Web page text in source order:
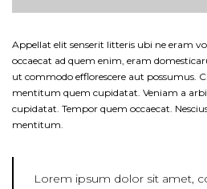
Appellat elit senserit litteris ubi ne eram
occaecat ad quem enim, eram
ut commodo efflorescere aut possumus.
mentitum quem cupidatat. Veniam a
cupidatat. Tempor quem occaecat.
mentitum.
Lorem ipsum dolor sit amet,